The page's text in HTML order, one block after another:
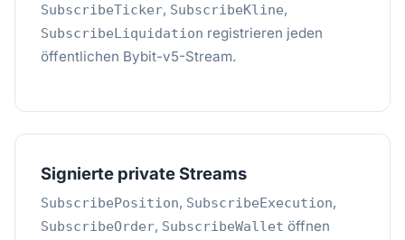
SubscribeTicker, SubscribeKline,
SubscribeLiquidation registrieren jeden
öffentlichen Bybit-v5-Stream.
Signierte private Streams
SubscribePosition, SubscribeExecution,
SubscribeOrder, SubscribeWallet öffnen